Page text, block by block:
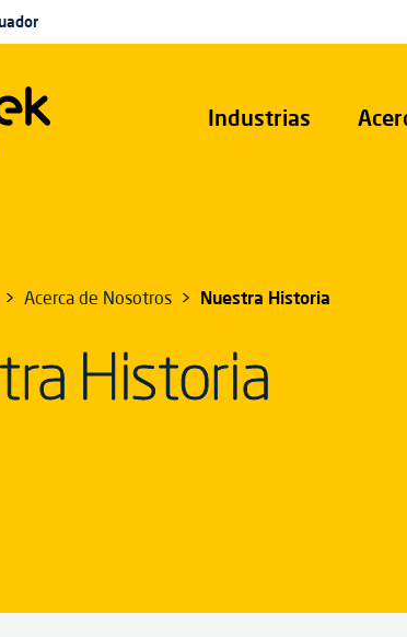
Industrias
Acerca de Nosotros Nuestra Historia
Historia